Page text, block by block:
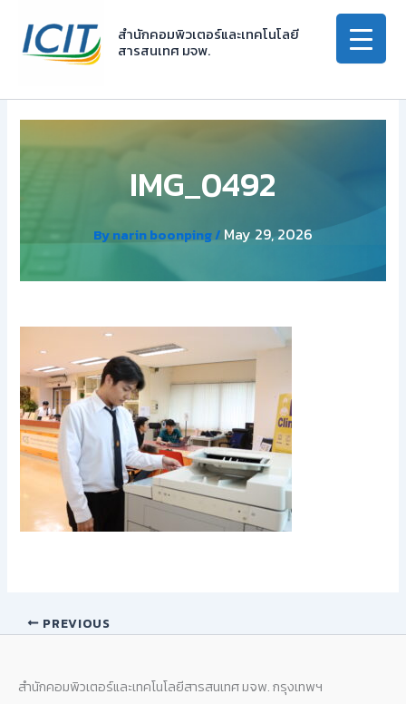
content
สำนักคอมพิวเตอร์และเทคโนโลยี
สารสนเทศ มจพ.
IMG_0492
Bynarin boonping/ May 29, 2026
PREVIOUS
สำนักคอมพิวเตอร์และเทคโนโลยีสารสนเทศ มจพ. กรุงเทพฯ